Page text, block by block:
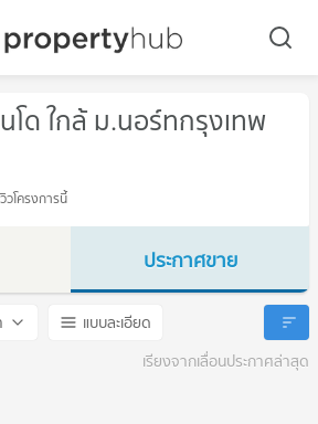
โด ใกล้ ม.นอร์ทกรุงเทพ
วโครงการนี้
เขตรังสิต
ประกาศขาย
ม.นอร์ทกรุงเทพ วิทยาเขตรั
แบบละเอียด
เรียงจากเลื่อนประกาศล่าสุด